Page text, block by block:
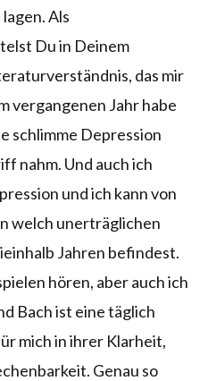
Als
Du in Deinem
das mir
vergangenen Jahr habe
schlimme Depression
nahm. Und auch ich
und ich kann von
welch unerträglichen
Jahren befindest.
hören, aber auch ich
Bach ist eine täglich
mich in ihrer Klarheit,
Genau so